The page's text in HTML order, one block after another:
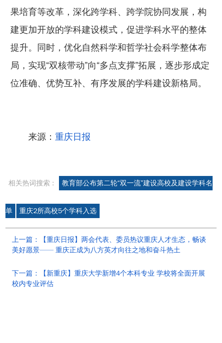
果培育等改革，深化跨学科、跨学院协同发展，构
建更加开放的学科建设模式，促进学科水平的整体
提升。同时，优化自然科学和哲学社会科学整体布
局，实现“双核带动”向“多点支撑”拓展，逐步形成定
位准确、优势互补、有序发展的学科建设新格局。
来源：重庆日报
相关热词搜索 : 教育部公布第二轮“双一流”建设高校及建设学科名
单 重庆2所高校5个学科入选
上一篇：【重庆日报】两会代表、委员热议重庆人才生态，畅谈
美好愿景—— 重庆正成为八方英才向往之地和奋斗热土
下一篇：【新重庆】重庆大学新增4个本科专业 学校将全面开展
校内专业评估